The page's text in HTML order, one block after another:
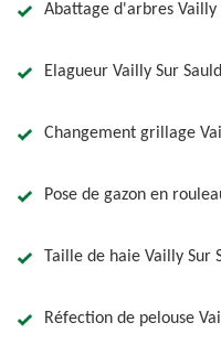
Abattage d'arbres Vailly
Elagueur Vailly Sur
Changement grillage
Pose de gazon en
Taille de haie Vailly Sur
Réfection de pelouse